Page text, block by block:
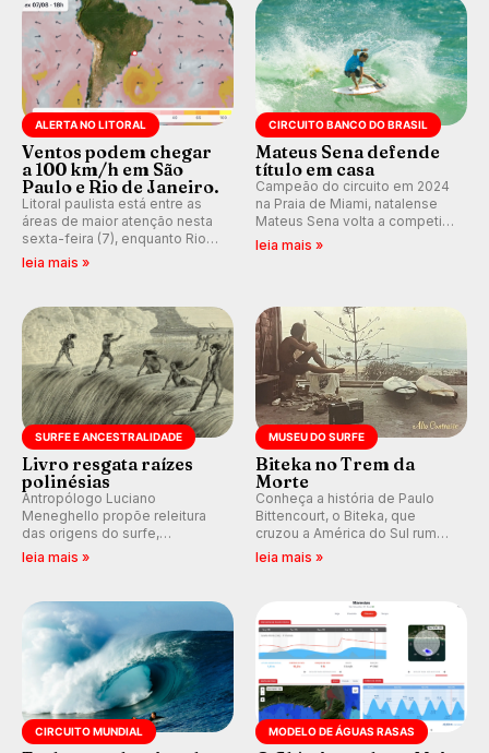
ALERTA NO LITORAL
Ventos podem chegar
a 100 km/h em São
Paulo e Rio de Janeiro.
Litoral paulista está entre as
áreas de maior atenção nesta
sexta-feira (7), enquanto Rio
de Janeiro também recebe
km/h em Itanhaém.
leia mais »
CIRCUITO BANCO DO BRASIL
Mateus Sena defende
título em casa
Campeão do circuito em 2024
na Praia de Miami, natalense
Mateus Sena volta a competir
em casa em busca de manter a
leia mais »
SURFE E ANCESTRALIDADE
Livro resgata raízes
polinésias
Antropólogo Luciano
Meneghello propõe releitura
das origens do surfe,
resgatando a cultura polinésia
prática em esporte e indústria.
leia mais »
MUSEU DO SURFE
Biteka no Trem da
Morte
Conheça a história de Paulo
Bittencourt, o Biteka, que
cruzou a América do Sul rumo
ao Pacífico em uma jornada
leia mais »
CIRCUITO MUNDIAL MODELO DE ÁGUAS RASAS